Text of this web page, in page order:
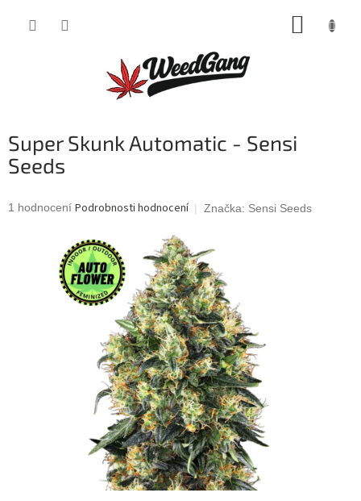
Super Skunk Automatic - Sensi
Seeds
Průměrné
1 hodnocení Podrobnosti hodnocení Značka: Sensi Seeds